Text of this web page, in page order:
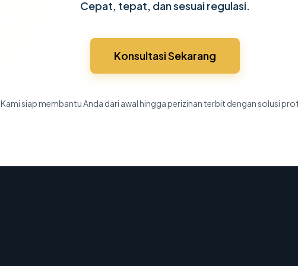
Cepat, tepat, dan sesuai regulasi.
Konsultasi Sekarang
Kami siap membantu Anda dari awal hingga perizinan terbit dengan solusi